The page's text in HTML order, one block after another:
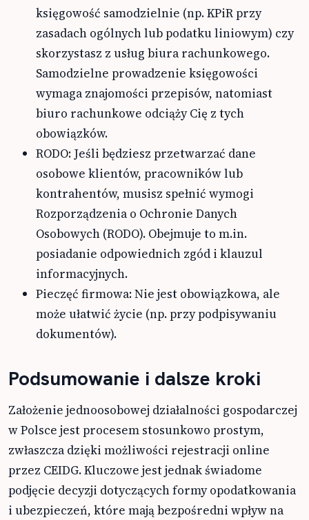
księgowość samodzielnie (np. KPiR przy
zasadach ogólnych lub podatku liniowym) czy
skorzystasz z usług biura rachunkowego.
Samodzielne prowadzenie księgowości
wymaga znajomości przepisów, natomiast
biuro rachunkowe odciąży Cię z tych
obowiązków.
RODO: Jeśli będziesz przetwarzać dane
osobowe klientów, pracowników lub
kontrahentów, musisz spełnić wymogi
Rozporządzenia o Ochronie Danych
Osobowych (RODO). Obejmuje to m.in.
posiadanie odpowiednich zgód i klauzul
informacyjnych.
Pieczęć firmowa: Nie jest obowiązkowa, ale
może ułatwić życie (np. przy podpisywaniu
dokumentów).
Podsumowanie i dalsze kroki
Założenie jednoosobowej działalności gospodarczej
w Polsce jest procesem stosunkowo prostym,
zwłaszcza dzięki możliwości rejestracji online
przez CEIDG. Kluczowe jest jednak świadome
podjęcie decyzji dotyczących formy opodatkowania
i ubezpieczeń, które mają bezpośredni wpływ na